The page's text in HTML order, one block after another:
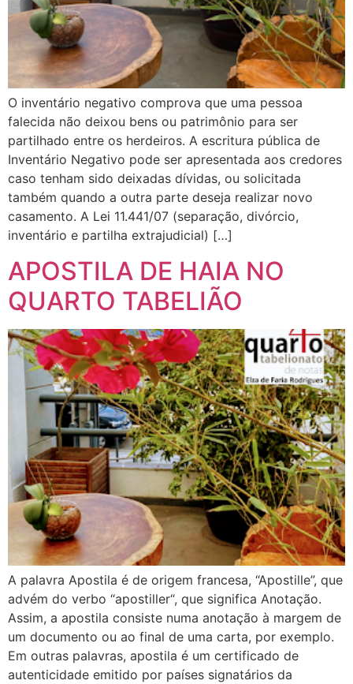
O inventário negativo comprova que uma pessoa
falecida não deixou bens ou patrimônio para ser
partilhado entre os herdeiros. A escritura pública de
Inventário Negativo pode ser apresentada aos credores
caso tenham sido deixadas dívidas, ou solicitada
também quando a outra parte deseja realizar novo
casamento. A Lei 11.441/07 (separação, divórcio,
inventário e partilha extrajudicial) […]
APOSTILA DE HAIA NO
QUARTO TABELIÃO
A palavra Apostila é de origem francesa, “Apostille”, que
advém do verbo “apostiller“, que significa Anotação.
Assim, a apostila consiste numa anotação à margem de
um documento ou ao final de uma carta, por exemplo.
Em outras palavras, apostila é um certificado de
autenticidade emitido por países signatários da